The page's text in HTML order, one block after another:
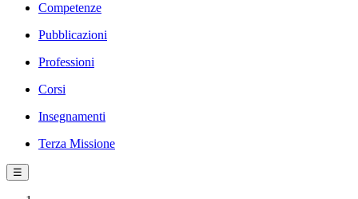
Competenze
Pubblicazioni
Professioni
Corsi
Insegnamenti
Terza Missione
☰